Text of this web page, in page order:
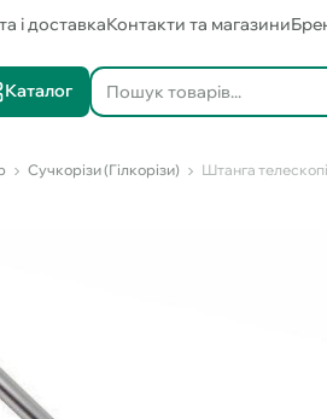
і доставкаКонтакти та магазини
Каталог
Сучкорізи (Гілкорізи) Штанга